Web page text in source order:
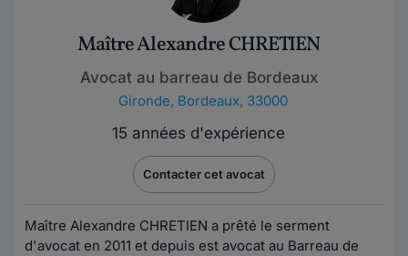
Maître Alexandre CHRETIEN
Avocat au barreau de Bordeaux
Gironde, Bordeaux, 33000
15 années d'expérience
Contacter cet avocat
Maître Alexandre CHRETIEN a prêté le serment
d'avocat en 2011 et depuis est avocat au Barreau de